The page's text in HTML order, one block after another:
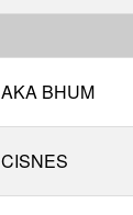
AKA BHUM
CISNES